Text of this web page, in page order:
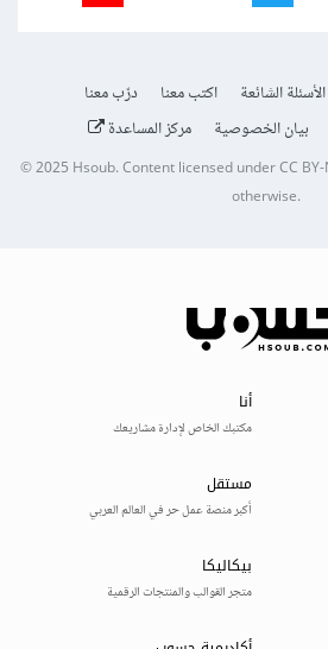
الأسئلة الشائعة اكتب معنا
درّب معنا
بيان الخصوصية مركز المساعدة
© 2025Hsoub.Content licensed underCC
otherwise.